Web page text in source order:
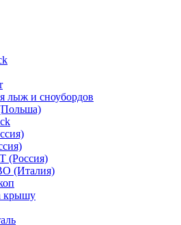
лыж и сноубордов
(Россия)
(Италия)
крышу